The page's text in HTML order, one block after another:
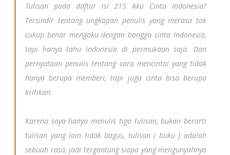
Tulisan pada daftar isi 215 Aku Cinta Indonesia?
Tersindir tentang ungkapan penulis yang merasa tak
cukup benar mengaku dengan bangga cinta Indonesia,
tapi hanya tahu Indonesia di permukaan saja. Dan
pernyataan penulis tentang cara mencintai yang tidak
hanya berupa memberi, tapi juga cinta bisa berupa
kritikan.
Karena saya hanya menulis tiga tulisan, bukan berarti
tulisan yang lain tidak bagus, tulisan ( buku ) adalah
sebuah rasa, jadi tergantung siapa yang mengunyahnya